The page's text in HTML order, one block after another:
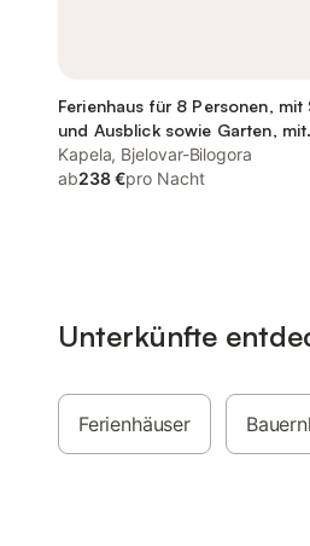
Ferienhaus für 8 Personen, mit
und Ausblick sowie Garten, mit
Haustier
Kapela, Bjelovar-Bilogora
ab238 €pro Nacht
Unterkünfte
Ferienhäuser